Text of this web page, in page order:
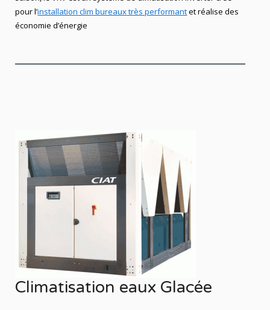
pour l’installation clim bureauxtrès performantet réalise des
économie d’énergie
Climatisation eaux Glacée